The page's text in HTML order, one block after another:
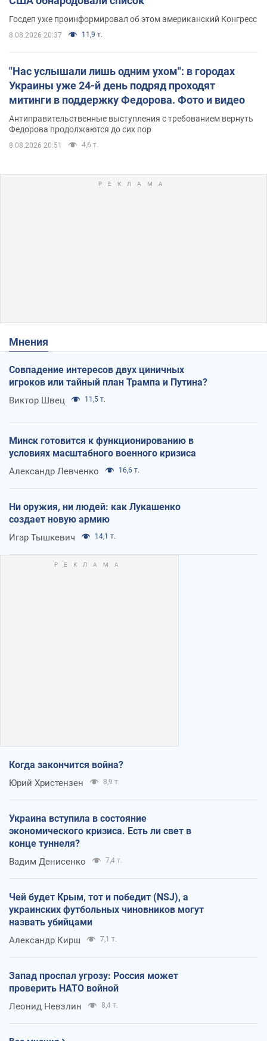
Госдеп уже проинформировал об этом американский Конгресс
8.08.2026 20:37 11,9 т.
"Нас услышали лишь одним ухом": в городах
Украины уже 24-й день подряд проходят
митинги в поддержку Федорова. Фото и видео
Антиправительственные выступления с требованием вернуть
Федорова продолжаются до сих пор
8.08.2026 20:51 4,6 т.
Мнения
Совпадение интересов двух циничных
игроков или тайный план Трампа и Путина?
Виктор Швец 11,5 т.
Минск готовится к функционированию в
условиях масштабного военного кризиса
Александр Левченко 16,6 т.
Ни оружия, ни людей: как Лукашенко
создает новую армию
Игар Тышкевич 14,1 т.
Когда закончится война?
Юрий Христензен 8,9 т.
Украина вступила в состояние
экономического кризиса. Есть ли свет в
конце туннеля?
Вадим Денисенко 7,4 т.
Чей будет Крым, тот и победит (NSJ), а
украинских футбольных чиновников могут
назвать убийцами
Александр Кирш 7,1 т.
Запад проспал угрозу: Россия может
проверить НАТО войной
Леонид Невзлин 8,4 т.